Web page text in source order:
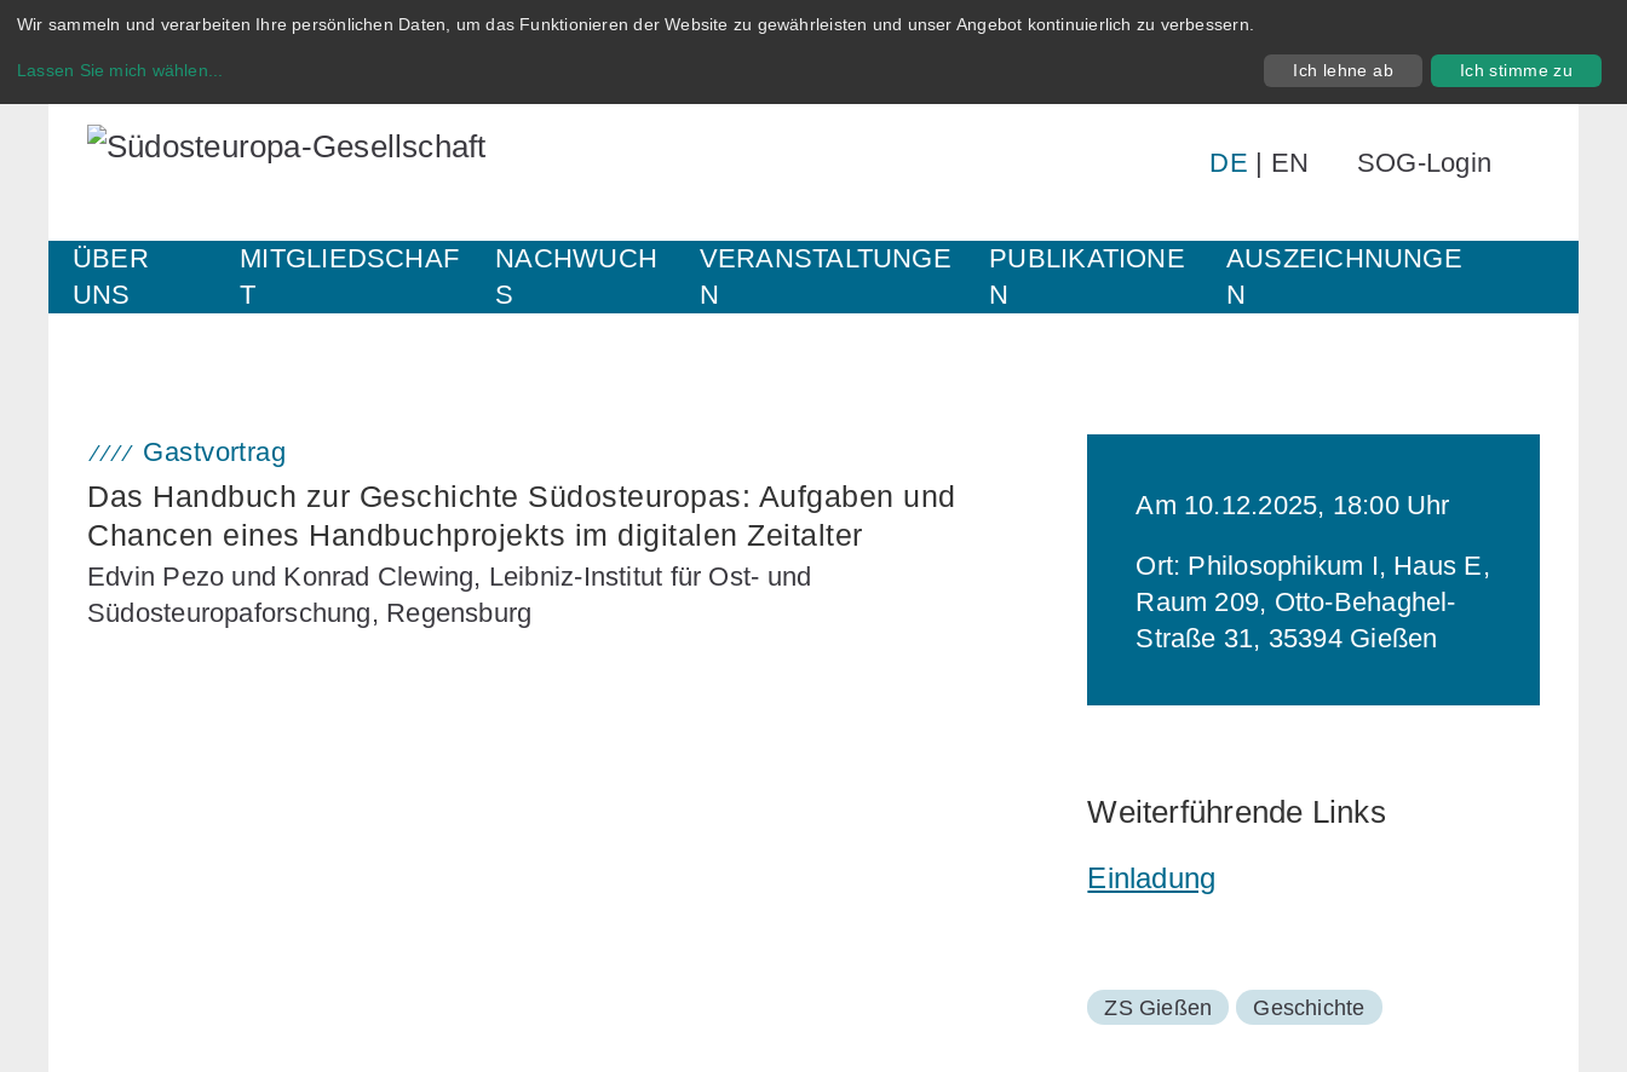
Wir sammeln und verarbeiten Ihre persönlichen Daten, um das Funktionieren der Website zu gewährleisten und unser Angebot kontinuierlich zu verbessern.
Lassen Sie mich wählen... Ich lehne ab Ich stimme zu
DE | EN SOG-Login
ÜBER
UNS
MITGLIEDSCHAF
T
NACHWUCH
S
VERANSTALTUNGE
N
PUBLIKATIONE
N
AUSZEICHNUNGE
N
Gastvortrag
Das Handbuch zur Geschichte Südosteuropas: Aufgaben und
Chancen eines Handbuchprojekts im digitalen Zeitalter
Edvin Pezo und Konrad Clewing, Leibniz-Institut für Ost- und
Südosteuropaforschung, Regensburg
Am 10.12.2025, 18:00 Uhr
Ort: Philosophikum I, Haus E,
Raum 209, Otto-Behaghel-
Straße 31, 35394 Gießen
Weiterführende Links
Einladung
ZS Gießen Geschichte